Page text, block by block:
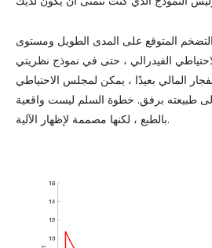
المتوقع على المدى الطويل ومستوى
الفيدرالي ، حتى في نموذج نظريتي
المالي بعيدًا ، يمكن لمجلس الاحتياطي
إلى طبيعته برفق. خطوة السلم ليست واقعية
بالطبع ، لكنها مصممة لإظهار الآلية.